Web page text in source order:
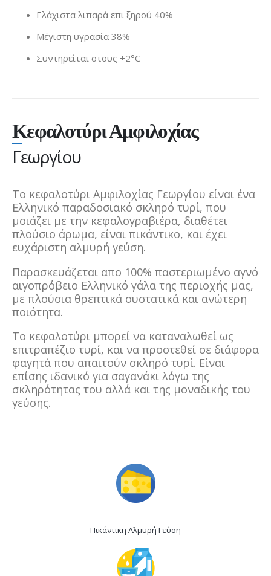
Ελάχιστα λιπαρά επι ξηρού 40%
Μέγιστη υγρασία 38%
Συντηρείται στους +2°C
Κεφαλοτύρι Αμφιλοχίας
Γεωργίου
Το κεφαλοτύρι Αμφιλοχίας Γεωργίου είναι ένα
Ελληνικό παραδοσιακό σκληρό τυρί, που
μοιάζει με την κεφαλογραβιέρα, διαθέτει
πλούσιο άρωμα, είναι πικάντικο, και έχει
ευχάριστη αλμυρή γεύση.
Παρασκευάζεται απο 100% παστεριωμένο αγνό
αιγοπρόβειο Ελληνικό γάλα της περιοχής μας,
με πλούσια θρεπτικά συστατικά και ανώτερη
ποιότητα.
Το κεφαλοτύρι μπορεί να καταναλωθεί ως
επιτραπέζιο τυρί, και να προστεθεί σε διάφορα
φαγητά που απαιτούν σκληρό τυρί. Είναι
επίσης ιδανικό για σαγανάκι λόγω της
σκληρότητας του αλλά και της μοναδικής του
γεύσης.
Πικάντικη Αλμυρή Γεύση